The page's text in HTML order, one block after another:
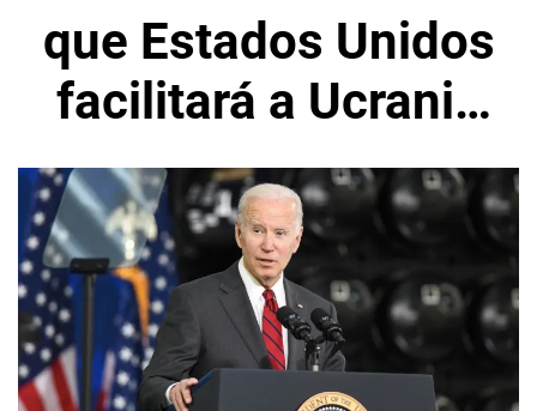
que Estados Unidos
facilitará a Ucrania
armas de largo
alcance